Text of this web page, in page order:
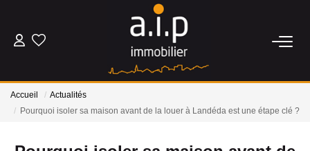
ACHETER
LOUER
Accueil
Actualités
Pourquoi isoler sa maison avant de la louer à Landéda est une étape clé ?